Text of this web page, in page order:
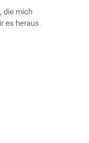
die mich
es heraus.